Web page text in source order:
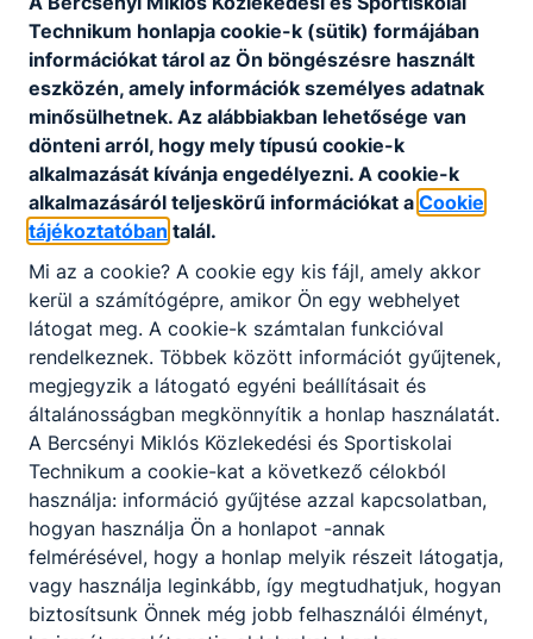
­ügyviteli munkafolyamatokat szervez és
irányít, iratkezelési feladatokat és
adminisztratív teendőket lát el;
­irodatechnikai, információs és
kommunikációs eszközöket kezel és
használ;
­ügyintézői és ügyfélszolgálati feladatokat
lát el;
tájékoztatást ad, adatszolgáltatást végez
szóban és írásban;
feladatkörébe tartozó közigazgatási
ügyekben döntés-előkészítést és
támogató feladatokat végez;
ellátja a munkakörébe tartozó
ügycsoporttal összefüggő feladatokat;
önállóan végzi a hatáskörébe tartozó
közigazgatási eljárási ügyeket;
kezeli a felmerülő ügyfél konﬂiktusokat;
őrzési tevékenységet végez különböző
védelmi szintű létesítményekben;
ellátja a belső és a közterületi
Technikum honlapja cookie-k (sütik) formájában
információkat tárol az Ön böngészésre használt
eszközén, amely információk személyes adatnak
minősülhetnek. Az alábbiakban lehetősége van
dönteni arról, hogy mely típusú cookie-k
alkalmazását kívánja engedélyezni. A cookie-k
alkalmazásáról teljeskörű információkat a Cookie
tájékoztatóban talál.
Mi az a cookie? A cookie egy kis fájl, amely akkor
kerül a számítógépre, amikor Ön egy webhelyet
látogat meg. A cookie-k számtalan funkcióval
rendelkeznek. Többek között információt gyűjtenek,
megjegyzik a látogató egyéni beállításait és
általánosságban megkönnyítik a honlap használatát.
A Bercsényi Miklós Közlekedési és Sportiskolai
Technikum a cookie-kat a következő célokból
használja: információ gyűjtése azzal kapcsolatban,
hogyan használja Ön a honlapot -annak
felmérésével, hogy a honlap melyik részeit látogatja,
vagy használja leginkább, így megtudhatjuk, hogyan
biztosítsunk Önnek még jobb felhasználói élményt,